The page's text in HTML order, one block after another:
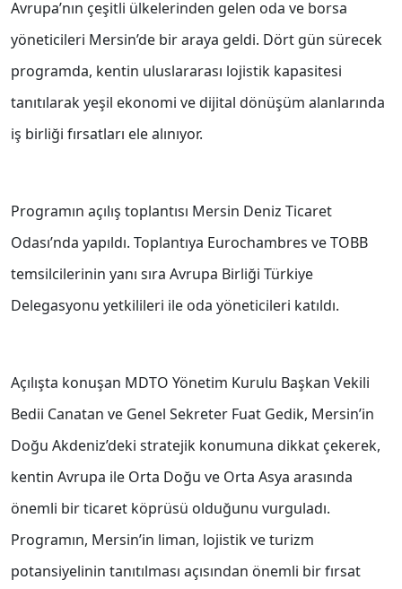
Avrupa’nın çeşitli ülkelerinden gelen oda ve borsa
yöneticileri Mersin’de bir araya geldi. Dört gün sürecek
programda, kentin uluslararası lojistik kapasitesi
tanıtılarak yeşil ekonomi ve dijital dönüşüm alanlarında
iş birliği fırsatları ele alınıyor.
Programın açılış toplantısı Mersin Deniz Ticaret
Odası’nda yapıldı. Toplantıya Eurochambres ve TOBB
temsilcilerinin yanı sıra Avrupa Birliği Türkiye
Delegasyonu yetkilileri ile oda yöneticileri katıldı.
Açılışta konuşan MDTO Yönetim Kurulu Başkan Vekili
Bedii Canatan ve Genel Sekreter Fuat Gedik, Mersin’in
Doğu Akdeniz’deki stratejik konumuna dikkat çekerek,
kentin Avrupa ile Orta Doğu ve Orta Asya arasında
önemli bir ticaret köprüsü olduğunu vurguladı.
Programın, Mersin’in liman, lojistik ve turizm
potansiyelinin tanıtılması açısından önemli bir fırsat